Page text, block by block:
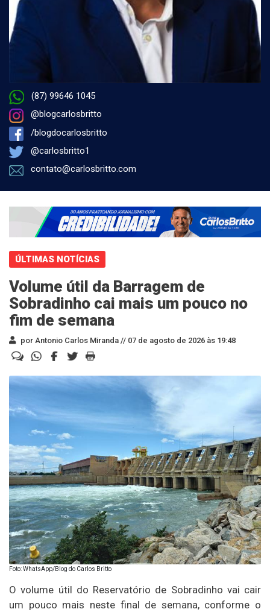
(87) 99646 1045
@blogcarlosbritto
/blogdocarlosbritto
@carlosbritto1
contato@carlosbritto.com
ÚLTIMAS NOTÍCIAS
Volume útil da Barragem de
Sobradinho cai mais um pouco no
fim de semana
por Antonio Carlos Miranda // 07 de agosto de 2026 às 19:48
Foto: WhatsApp/Blog do Carlos Britto
O volume útil do Reservatório de Sobradinho vai cair
um pouco mais neste final de semana, conforme o